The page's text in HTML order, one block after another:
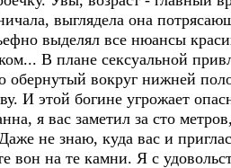
выглядела она
выделял все нюансы
В плане сексуальной
обернутый вокруг нижней
И этой богине угрожает
я вас заметил за сто
не знаю, куда вас и
вон на те камни. Я с